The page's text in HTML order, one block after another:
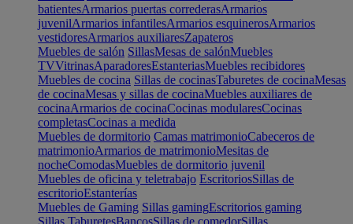
batientesArmarios puertas correderasArmarios
juvenilArmarios infantilesArmarios esquinerosArmarios
vestidoresArmarios auxiliaresZapateros
Muebles de salón SillasMesas de salónMuebles
TVVitrinasAparadoresEstanteriasMuebles recibidores
Muebles de cocina Sillas de cocinasTaburetes de cocinaMesas
de cocinaMesas y sillas de cocinaMuebles auxiliares de
cocinaArmarios de cocinaCocinas modularesCocinas
completasCocinas a medida
Muebles de dormitorio Camas matrimonioCabeceros de
matrimonioArmarios de matrimonioMesitas de
nocheComodasMuebles de dormitorio juvenil
Muebles de oficina y teletrabajo EscritoriosSillas de
escritorioEstanterías
Muebles de Gaming Sillas gamingEscritorios gaming
Sillas TaburetesBancosSillas de comedorSillas